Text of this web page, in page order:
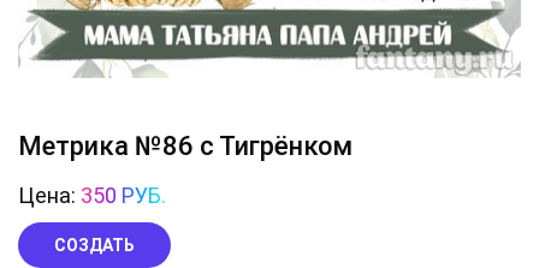
Метрика №86 с Тигрёнком
Цена: 350 РУБ.
СОЗДАТЬ